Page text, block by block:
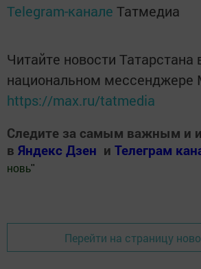
Telegram-канале Татмедиа
Читайте новости Татарстана
национальном мессенджере
https://max.ru/tatmedia
Следите за самым важным и
в Яндекс Дзен и Телеграм
новь"
Перейти на страницу